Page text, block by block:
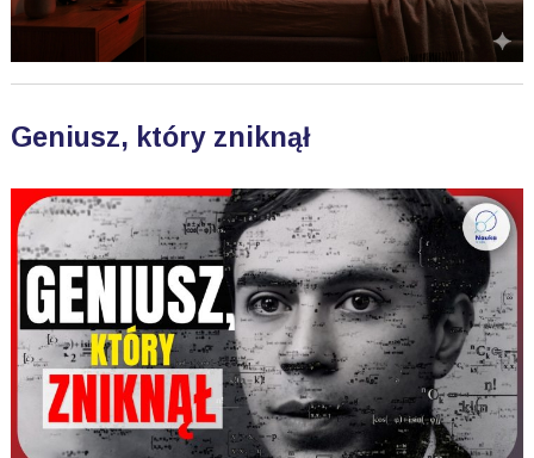
Geniusz, który zniknął